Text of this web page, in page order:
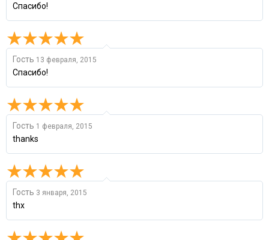
Спасибо!
Гость 13 февраля, 2015
Спасибо!
Гость 1 февраля, 2015
thanks
Гость 3 января, 2015
thx